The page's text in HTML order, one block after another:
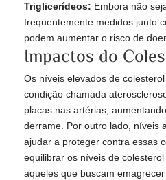
Triglicerídeos: Embora não
frequentemente medidos junto
podem aumentar o risco de
Impactos do
Os níveis elevados de
condição chamada
placas nas artérias,
derrame. Por outro lado, níveis
ajudar a proteger contra essas
equilibrar os níveis de
aqueles que buscam